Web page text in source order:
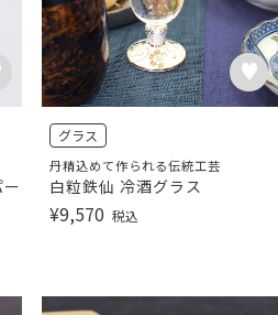
グラス
丹精込めて作られる伝統工芸
白粒鉄仙 冷酒グラス
¥9,570 税込